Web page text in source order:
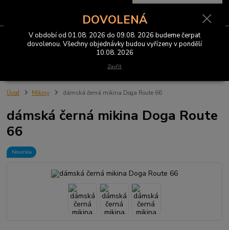
Menu
0 Kč
Úvod Mikiny dámská černá mikina Doga Route 66
dámská černá mikina Doga Route
66
Novinka
DOVOLENÁ
V období od 01.08. 2026 do 09.08. 2026 budeme čerpat
dovolenou. Všechny objednávky budou vyřízeny v pondělí
10.08. 2026
Zavřít